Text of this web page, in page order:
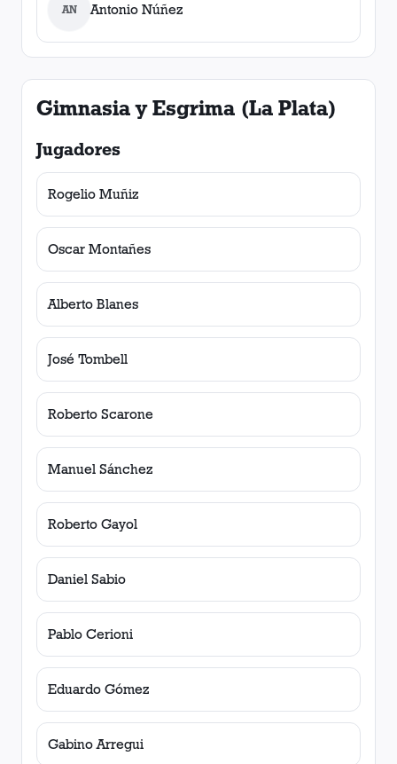
AN Antonio Núñez
Gimnasia y Esgrima (La Plata)
Jugadores
Rogelio Muñiz
Oscar Montañes
Alberto Blanes
José Tombell
Roberto Scarone
Manuel Sánchez
Roberto Gayol
Daniel Sabio
Pablo Cerioni
Eduardo Gómez
Gabino Arregui